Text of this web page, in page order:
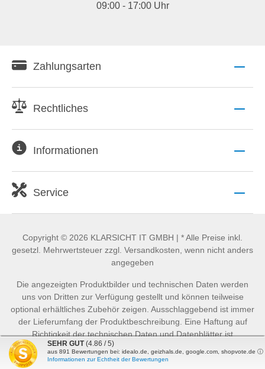
09:00 - 17:00 Uhr
Zahlungsarten
Rechtliches
Informationen
Service
Copyright © 2026 KLARSICHT IT GMBH | * Alle Preise inkl.
gesetzl. Mehrwertsteuer zzgl. Versandkosten, wenn nicht anders
angegeben
Die angezeigten Produktbilder und technischen Daten werden
uns von Dritten zur Verfügung gestellt und können teilweise
optional erhältliches Zubehör zeigen. Ausschlaggebend ist immer
der Lieferumfang der Produktbeschreibung. Eine Haftung auf
Richtigkeit der technischen Daten und Datenblätter ist
ausgeschlossen.
SEHR GUT (4.86 / 5)
aus 891 Bewertungen bei: idealo.de, geizhals.de, google.com, shopvote.de ⓘ
Informationen zur Echtheit der Bewertungen